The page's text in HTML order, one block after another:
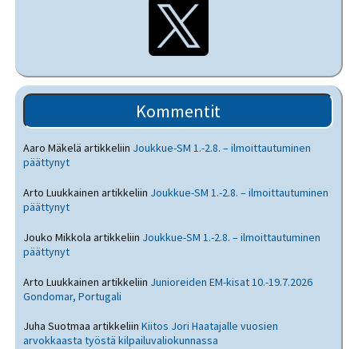
Kommentit
Aaro Mäkelä artikkeliin Joukkue-SM 1.-2.8. – ilmoittautuminen
päättynyt
Arto Luukkainen artikkeliin Joukkue-SM 1.-2.8. – ilmoittautuminen
päättynyt
Jouko Mikkola artikkeliin Joukkue-SM 1.-2.8. – ilmoittautuminen
päättynyt
Arto Luukkainen artikkeliin Junioreiden EM-kisat 10.-19.7.2026
Gondomar, Portugali
Juha Suotmaa artikkeliinKiitos Jori Haatajalle vuosien
arvokkaasta työstä kilpailuvaliokunnassa